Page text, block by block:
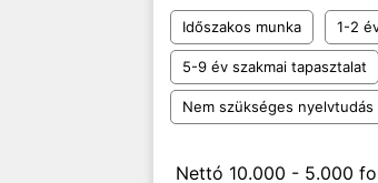
Időszakos munka 1-2
5-9 év szakmai tapasztalat
Nem szükséges nyelvtudás
Nettó 10.000 - 5.000